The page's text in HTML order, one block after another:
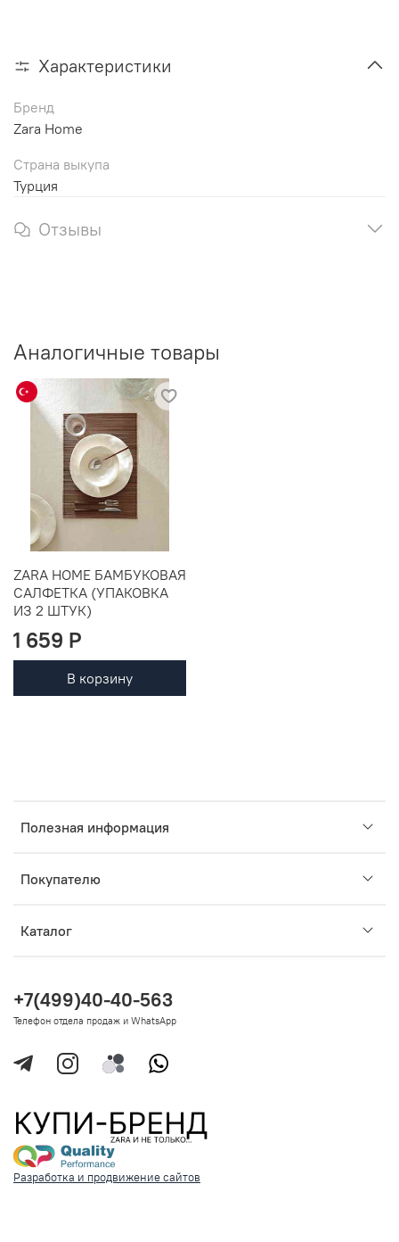
Характеристики
Бренд
Zara Home
Страна выкупа
Турция
Отзывы
Аналогичные товары
ZARA HOME БАМБУКОВАЯ
САЛФЕТКА (УПАКОВКА
ИЗ 2 ШТУК)
1 659 P
В корзину
Полезная информация
Покупателю
Каталог
+7(499)40-40-563
Телефон отдела продаж и WhatsApp
Разработка и продвижение сайтов